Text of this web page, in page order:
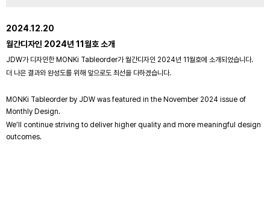
2024.12.20
월간디자인 2024년 11월호 소개
JDW가 디자인한 MONKi Tableorder가 월간디자인 2024년 11월호에 소개되었습니다.
더 나은 결과와 완성도를 위해 앞으로도 최선을 다하겠습니다.
MONKi Tableorder by JDW was featured in the November 2024 issue of
Monthly Design.
We’ll continue striving to deliver higher quality and more meaningful design
outcomes.